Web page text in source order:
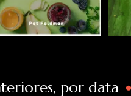
por data